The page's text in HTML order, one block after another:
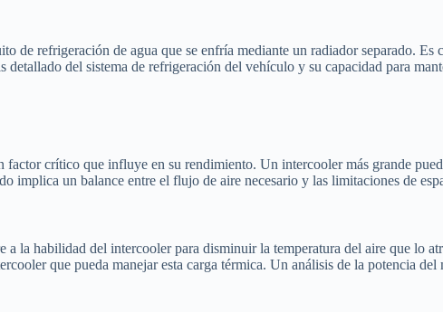
de refrigeración de agua que se enfría mediante un radiador separado.
detallado del sistema de refrigeración del vehículo y su capacidad para
crítico que influye en su rendimiento. Un intercooler más grande
implica un balance entre el flujo de aire necesario y las limitaciones de
a la habilidad del intercooler para disminuir la temperatura del aire que lo
que pueda manejar esta carga térmica. Un análisis de la potencia